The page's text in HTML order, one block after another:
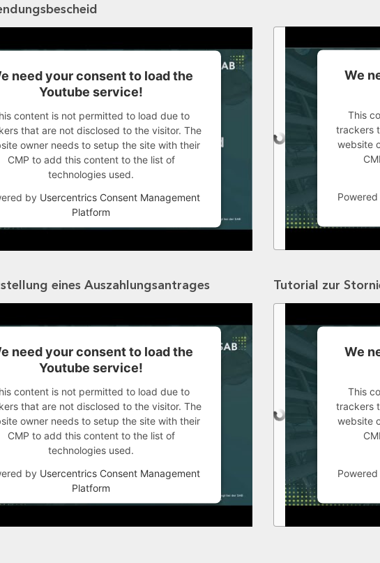
need your consent to load the
Youtube service!
content is not permitted to load due to
that are not disclosed to the visitor. The
owner needs to setup the site with their
CMP to add this content to the list of
technologies used.
by Usercentrics Consent Management
Platform
We
This
trackers
website
eines Auszahlungsantrages
need your consent to load the
Youtube service!
content is not permitted to load due to
that are not disclosed to the visitor. The
owner needs to setup the site with their
CMP to add this content to the list of
technologies used.
by Usercentrics Consent Management
Platform
Tutorial zur
We
This
trackers
website